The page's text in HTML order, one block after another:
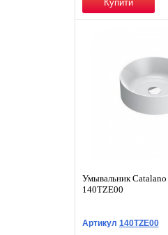
Купити
Умывальник
140TZE00
Артикул 140TZE00